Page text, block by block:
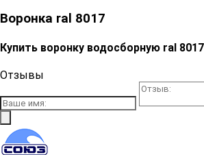
Воронка ral 8017
Купить воронку водосборную ral 8017
Отзывы